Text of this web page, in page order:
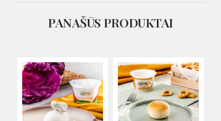
PANAŠŪS PRODUKTAI